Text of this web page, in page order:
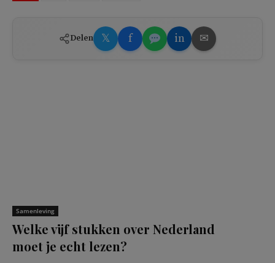
Delen 𝕏 f in ✉
Samenleving
Welke vijf stukken over Nederland
moet je echt lezen?